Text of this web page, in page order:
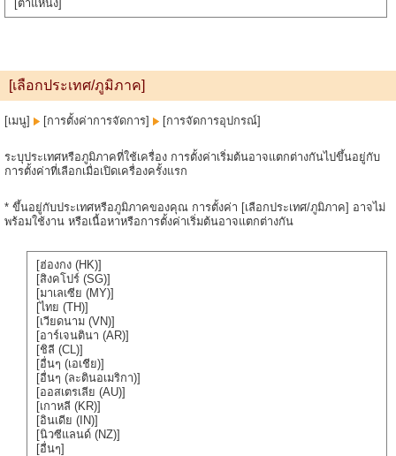
[ตำแหน่ง]
[เลือกประเทศ/ภูมิภาค]
[เมนู] [การตั้งค่าการจัดการ] [การจัดการอุปกรณ์]
ระบุประเทศหรือภูมิภาคที่ใช้เครื่อง การตั้งค่าเริ่มต้นอาจแตกต่างกันไปขึ้นอยู่กับ
การตั้งค่าที่เลือกเมื่อเปิดเครื่องครั้งแรก
* ขึ้นอยู่กับประเทศหรือภูมิภาคของคุณ การตั้งค่า [เลือกประเทศ/ภูมิภาค] อาจไม่
พร้อมใช้งาน หรือเนื้อหาหรือการตั้งค่าเริ่มต้นอาจแตกต่างกัน
[ฮ่องกง (HK)]
[สิงคโปร์ (SG)]
[มาเลเซีย (MY)]
[ไทย (TH)]
[เวียดนาม (VN)]
[อาร์เจนตินา (AR)]
[ชิลี (CL)]
[อื่นๆ (เอเชีย)]
[อื่นๆ (ละตินอเมริกา)]
[ออสเตรเลีย (AU)]
[เกาหลี (KR)]
[อินเดีย (IN)]
[นิวซีแลนด์ (NZ)]
[อื่นๆ]